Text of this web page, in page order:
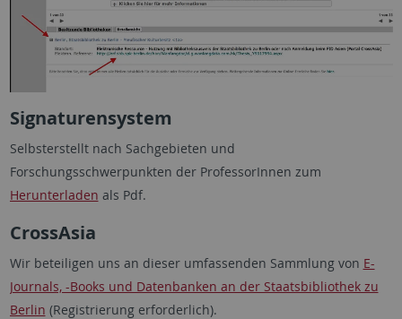
Signaturensystem
Selbsterstellt nach Sachgebieten und
Forschungsschwerpunkten der ProfessorInnen zum
Herunterladen als Pdf.
CrossAsia
Wir beteiligen uns an dieser umfassenden Sammlung von E-
Journals, -Books und Datenbanken an der Staatsbibliothek zu
Berlin (Registrierung erforderlich).